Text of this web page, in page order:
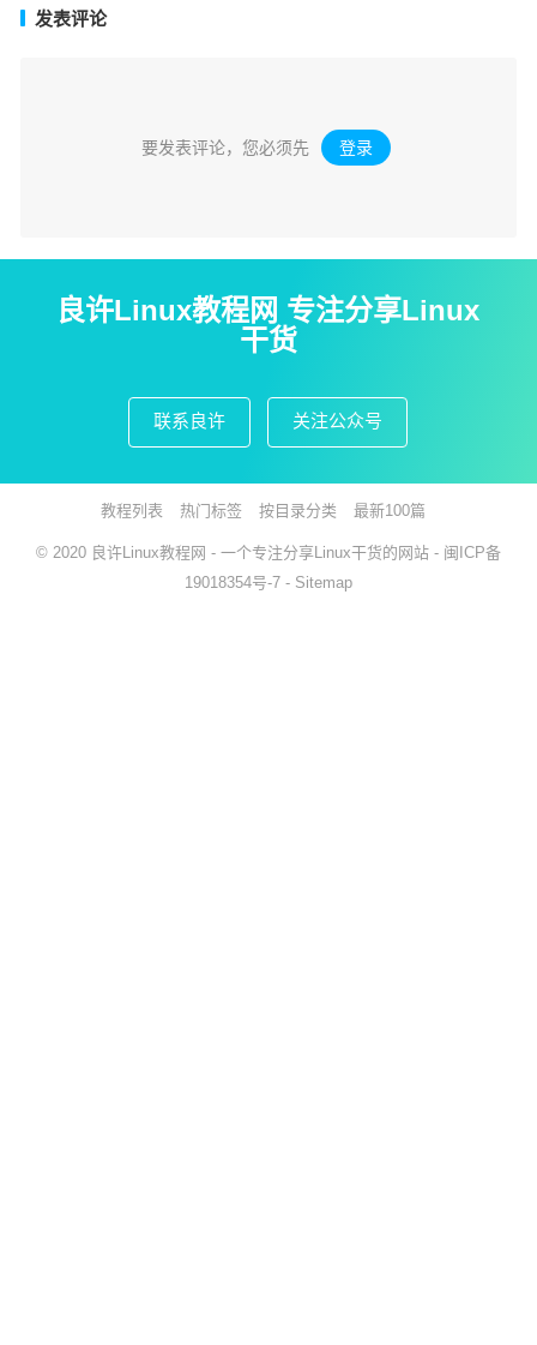
发表评论
要发表评论，您必须先 登录 。
良许Linux教程网 专注分享Linux
干货
联系良许 关注公众号
教程列表 热门标签 按目录分类 最新100篇
© 2020 良许Linux教程网 - 一个专注分享Linux干货的网站 - 闽ICP备
19018354号-7 - Sitemap